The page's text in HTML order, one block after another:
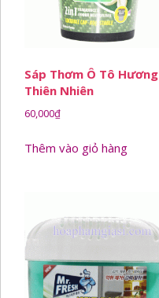
Sáp Thơm Ô Tô Hương
Thiên Nhiên
60,000₫
Thêm vào giỏ hàng